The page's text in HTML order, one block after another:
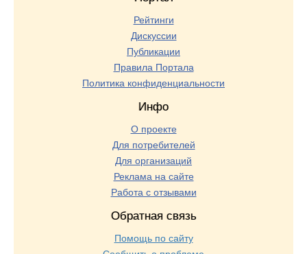
Рейтинги
Дискуссии
Публикации
Правила Портала
Политика конфиденциальности
Инфо
О проекте
Для потребителей
Для организаций
Реклама на сайте
Работа с отзывами
Обратная связь
Помощь по сайту